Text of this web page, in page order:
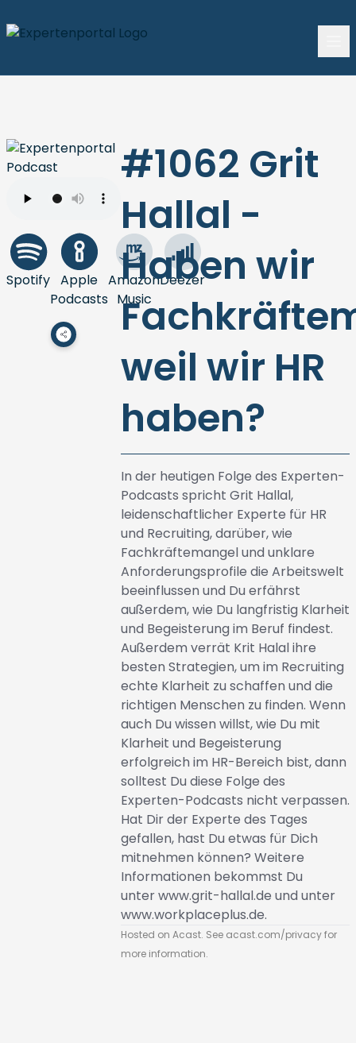
Spotify Apple
Podcasts
Amazon
Music
Deezer
#1062 Grit
Hallal -
Haben wir
weil wir HR
haben?
In der heutigen Folge des Experten-
Podcasts spricht Grit Hallal,
leidenschaftlicher Experte für HR
und Recruiting, darüber, wie
Fachkräftemangel und unklare
Anforderungsprofile die Arbeitswelt
beeinflussen und Du erfährst
außerdem, wie Du langfristig Klarheit
und Begeisterung im Beruf findest.
Außerdem verrät Krit Halal ihre
besten Strategien, um im Recruiting
echte Klarheit zu schaffen und die
richtigen Menschen zu finden. Wenn
auch Du wissen willst, wie Du mit
Klarheit und Begeisterung
erfolgreich im HR-Bereich bist, dann
solltest Du diese Folge des
Experten-Podcasts nicht verpassen.
Hat Dir der Experte des Tages
gefallen, hast Du etwas für Dich
mitnehmen können? Weitere
Informationen bekommst Du
unterwww.grit-hallal.de und unter
www.workplaceplus.de.
Hosted on Acast. See acast.com/privacyfor
more information.